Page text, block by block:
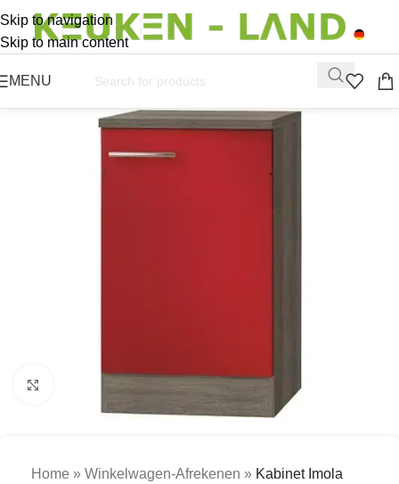
Skip to navigation
Skip to main content
MENU
Home » Winkelwagen-Afrekenen » Kabinet Imola